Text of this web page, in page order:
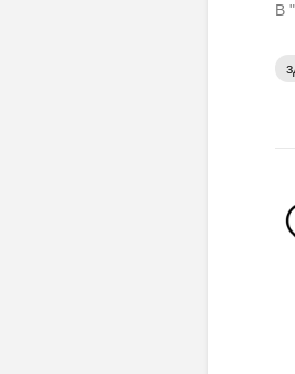
В